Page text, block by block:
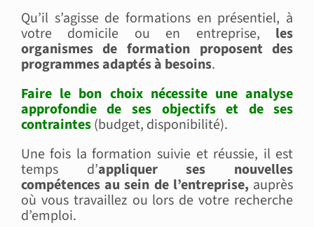
Qu’il s’agisse de formations en présentiel, à
votre domicile ou en entreprise, les
organismes de formation proposent des
programmes adaptés à besoins.
Faire le bon choix nécessite une analyse
approfondie de ses objectifs et de ses
contraintes(budget, disponibilité).
Une fois la formation suivie et réussie, il est
temps d’appliquer ses nouvelles
compétences au sein de l’entreprise, auprès
où vous travaillez ou lors de votre recherche
d’emploi.